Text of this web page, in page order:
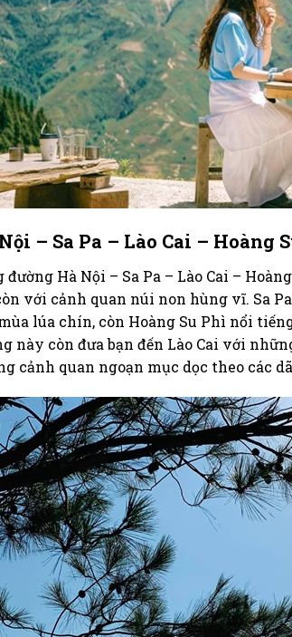
– Sa Pa – Lào Cai – Hoàng
đường Hà Nội – Sa Pa – Lào Cai –
với cảnh quan núi non hùng vĩ. Sa
lúa chín, còn Hoàng Su Phì nổi
này còn đưa bạn đến Lào Cai với
cảnh quan ngoạn mục dọc theo các